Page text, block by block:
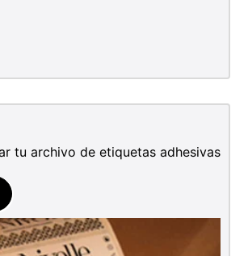
tu archivo de etiquetas adhesivas